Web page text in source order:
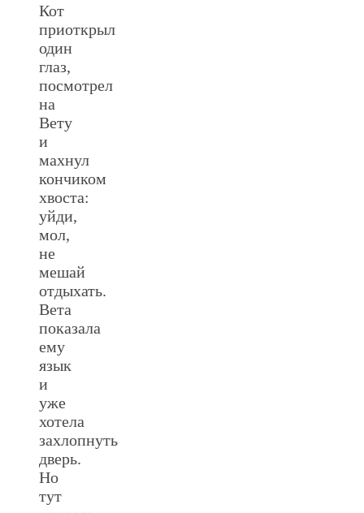
Кот
приоткрыл
один
глаз,
посмотрел
на
Вету
и
махнул
кончиком
хвоста:
уйди,
мол,
не
мешай
отдыхать.
Вета
показала
ему
язык
и
уже
хотела
захлопнуть
дверь.
Но
тут